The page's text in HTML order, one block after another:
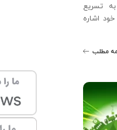
HPE در بخشی از گزارش زیست‌محیطی سال 2021 به تسریع
اشاره
مطلب